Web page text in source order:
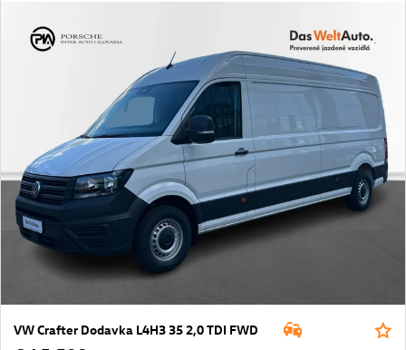
VW Crafter Dodavka L4H3 35 2,0 TDI FWD